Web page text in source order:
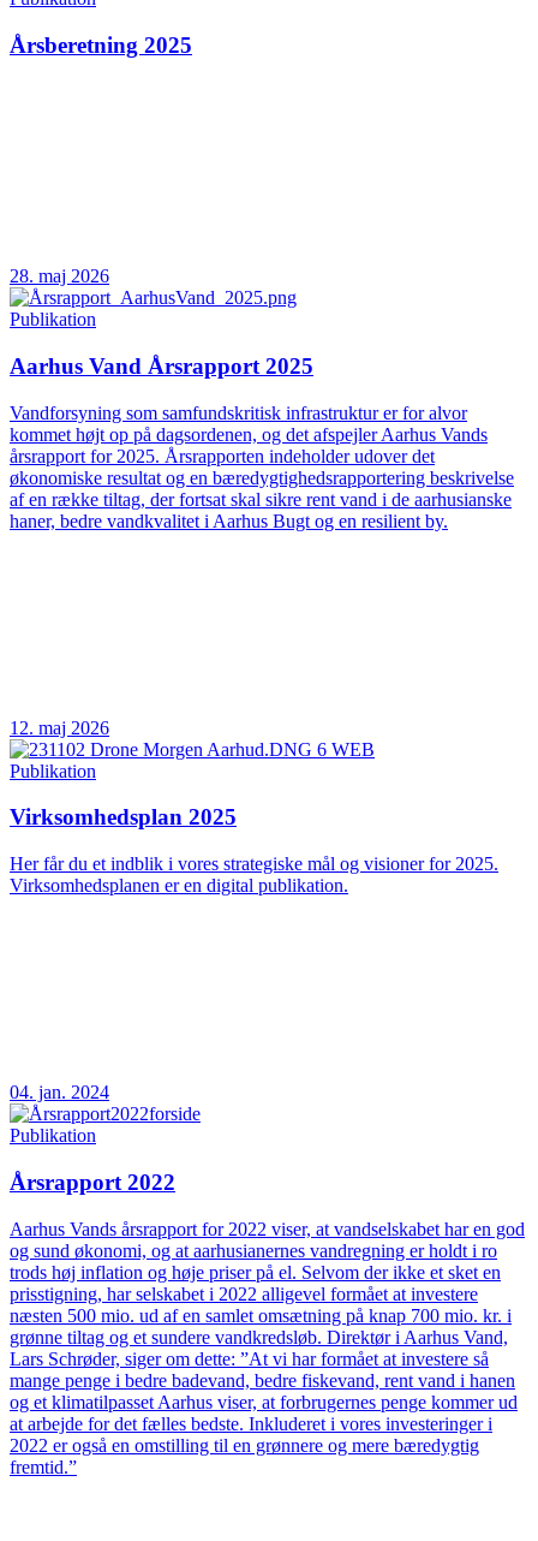
Årsberetning 2025
28. maj 2026
Publikation
Aarhus Vand Årsrapport 2025
Vandforsyning som samfundskritisk infrastruktur er for alvor
kommet højt op på dagsordenen, og det afspejler Aarhus Vands
årsrapport for 2025. Årsrapporten indeholder udover det
økonomiske resultat og en bæredygtighedsrapportering beskrivelse
af en række tiltag, der fortsat skal sikre rent vand i de aarhusianske
haner, bedre vandkvalitet i Aarhus Bugt og en resilient by.
12. maj 2026
Publikation
Virksomhedsplan 2025
Her får du et indblik i vores strategiske mål og visioner for 2025.
Virksomhedsplanen er en digital publikation.
04. jan. 2024
Publikation
Årsrapport 2022
Aarhus Vands årsrapport for 2022 viser, at vandselskabet har en god
og sund økonomi, og at aarhusianernes vandregning er holdt i ro
trods høj inflation og høje priser på el. Selvom der ikke et sket en
prisstigning, har selskabet i 2022 alligevel formået at investere
næsten 500 mio. ud af en samlet omsætning på knap 700 mio. kr. i
grønne tiltag og et sundere vandkredsløb. Direktør i Aarhus Vand,
Lars Schrøder, siger om dette: ”At vi har formået at investere så
mange penge i bedre badevand, bedre fiskevand, rent vand i hanen
og et klimatilpasset Aarhus viser, at forbrugernes penge kommer ud
at arbejde for det fælles bedste. Inkluderet i vores investeringer i
2022 er også en omstilling til en grønnere og mere bæredygtig
fremtid.”